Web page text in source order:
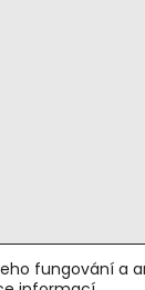
fungování a